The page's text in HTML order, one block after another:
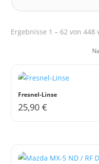
Ergebnisse 1 – 62 von
Fresnel-Linse
25,90€